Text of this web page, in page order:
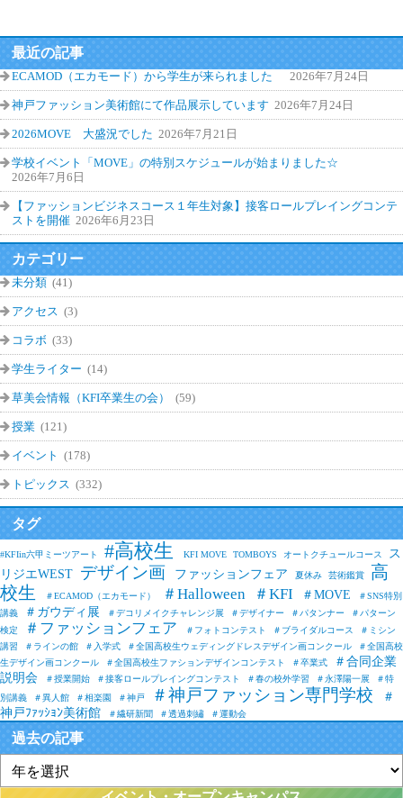
最近の記事
ECAMOD（エカモード）から学生が来られました 2026年7月24日
神戸ファッション美術館にて作品展示しています 2026年7月24日
2026MOVE 大盛況でした 2026年7月21日
学校イベント「MOVE」の特別スケジュールが始まりました☆
2026年7月6日
【ファッションビジネスコース１年生対象】接客ロールプレイングコンテ
ストを開催 2026年6月23日
カテゴリー
未分類 (41)
アクセス (3)
コラボ (33)
学生ライター (14)
草美会情報（KFI卒業生の会） (59)
授業 (121)
イベント (178)
トピックス (332)
タグ
#KFIin六甲ミーツアート #高校生 KFI MOVE TOMBOYS オートクチュールコース
ス
リジエWEST デザイン画 ファッションフェア 夏休み 芸術鑑賞
高
校生
＃ECAMOD（エカモード） ＃Halloween ＃KFI ＃MOVE
＃SNS特別
講義
＃ガウディ展 ＃デコリメイクチャレンジ展 ＃デザイナー ＃パタンナー
＃パターン
検定
＃ファッションフェア ＃フォトコンテスト ＃ブライダルコース
＃ミシン
講習
＃ラインの館 ＃入学式 ＃全国高校生ウェディングドレスデザイン画コンクール
＃全国高校
生デザイン画コンクール
＃全国高校生ファションデザインコンテスト ＃卒業式
＃合同企業
説明会
＃授業開始 ＃接客ロールプレイングコンテスト ＃春の校外学習 ＃永澤陽一展
＃特
別講義
＃異人館 ＃相楽園 ＃神戸 ＃神戸ファッション専門学校
＃
神戸ﾌｧｯｼｮﾝ美術館
＃繊研新聞 ＃透過刺繡 ＃運動会
過去の記事